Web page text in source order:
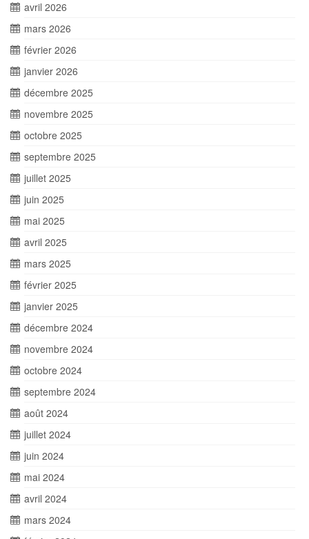
avril 2026
mars 2026
février 2026
janvier 2026
décembre 2025
novembre 2025
octobre 2025
septembre 2025
juillet 2025
juin 2025
mai 2025
avril 2025
mars 2025
février 2025
janvier 2025
décembre 2024
novembre 2024
octobre 2024
septembre 2024
août 2024
juillet 2024
juin 2024
mai 2024
avril 2024
mars 2024